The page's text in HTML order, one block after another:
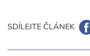
SDÍLEJTE ČLÁNEK